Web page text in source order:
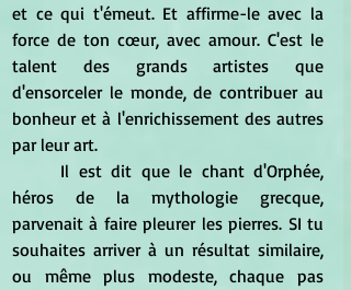
et ce qui t'émeut. Et affirme-le avec la
force de ton cœur, avec amour. C'est le
talent des grands artistes que
d'ensorceler le monde, de contribuer au
bonheur et à l'enrichissement des autres
par leur art.
héros de la mythologie grecque,
parvenait à faire pleurer les pierres. SI tu
souhaites arriver à un résultat similaire,
ou même plus modeste, chaque pas